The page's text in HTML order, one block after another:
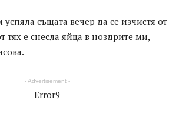
успяла същата вечер да се изчистя от
тях е снесла яйца в ноздрите ми,
- Advertisement -
Error9